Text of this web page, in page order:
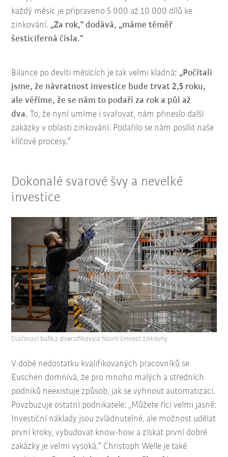
každý měsíc je připraveno 5 000 až 10 000 dílů ke
zinkování. „Za rok," dodává, „máme téměř
šesticiferná čísla."
Bilance po devíti měsících je tak velmi kladná: „Počítali
jsme, že návratnost investice bude trvat 2,5 roku,
ale věříme, že se nám to podaří za rok a půl až
dva. To, že nyní umíme i svařovat, nám přineslo další
zakázky v oblasti zinkování. Podařilo se nám posílit naše
klíčové procesy.“
Dokonalé svarové švy a nevelké
investice
V době nedostatku kvalifikovaných pracovníků se
Euschen domnívá, že pro mnoho malých a středních
podniků neexistuje způsob, jak se vyhnout automatizaci.
Povzbuzuje ostatní podnikatele: „Můžete říci velmi jasně:
Investiční náklady jsou zvládnutelné, ale možnost udělat
první kroky, vybudovat know-how a získat první dobré
zakázky je velmi vysoká.“ Christoph Welle je také
Svařovací buňka diverzifikovala hlavní činnost zinkovny.